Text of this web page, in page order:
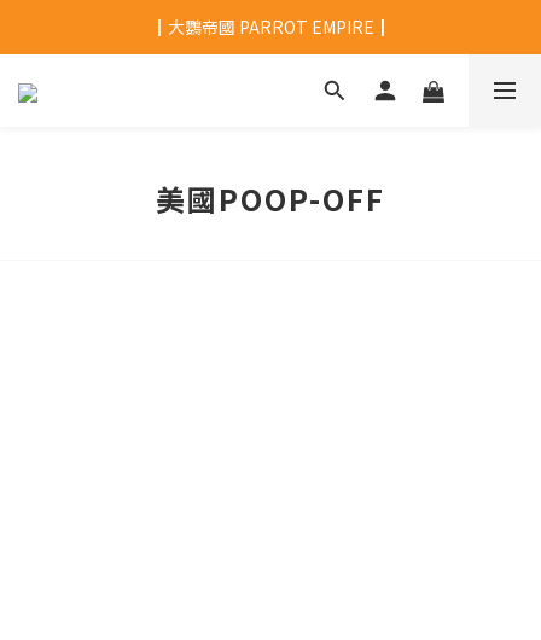
┃大鸚帝國 PARROT EMPIRE┃
美國POOP-OFF